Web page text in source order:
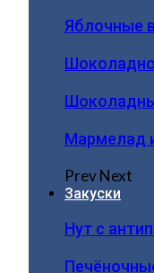
Яблочные
Мармелад
PrevNext
Закуски
Нут с